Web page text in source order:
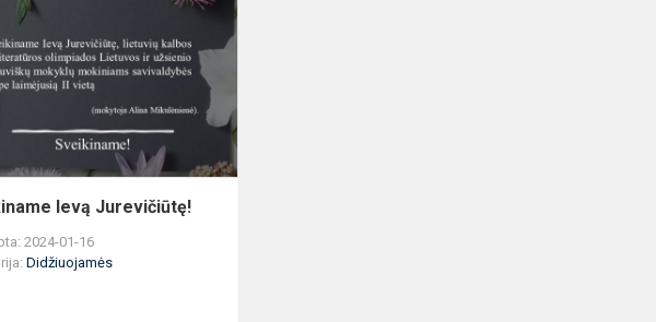
Ievą
Ievą Jurevičiūtę!
2024-01-16
Didžiuojamės